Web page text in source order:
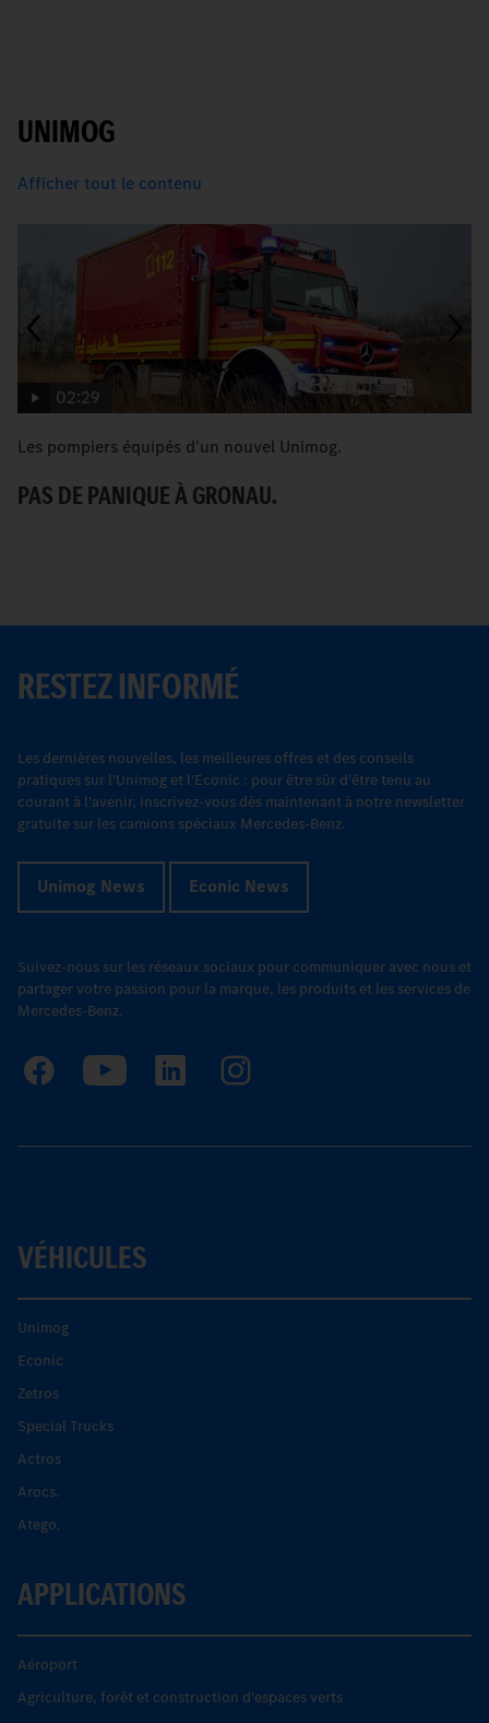
UNIMOG
Afficher tout le contenu
02:29
Les pompiers équipés d'un nouvel Unimog.
PAS DE PANIQUE À GRONAU.
RESTEZ INFORMÉ
Les dernières nouvelles, les meilleures offres et des conseils
pratiques sur l'Unimog et l'Econic : pour être sûr d'être tenu au
courant à l'avenir, inscrivez-vous dès maintenant à notre newsletter
gratuite sur les camions spéciaux Mercedes-Benz.
Unimog News Econic News
Suivez-nous sur les réseaux sociaux pour communiquer avec nous et
partager votre passion pour la marque, les produits et les services de
Mercedes-Benz.
VÉHICULES
Unimog
Econic
Zetros
Special Trucks
Actros
Arocs.
Atego.
APPLICATIONS
Aéroport
Agriculture, forêt et construction d'espaces verts